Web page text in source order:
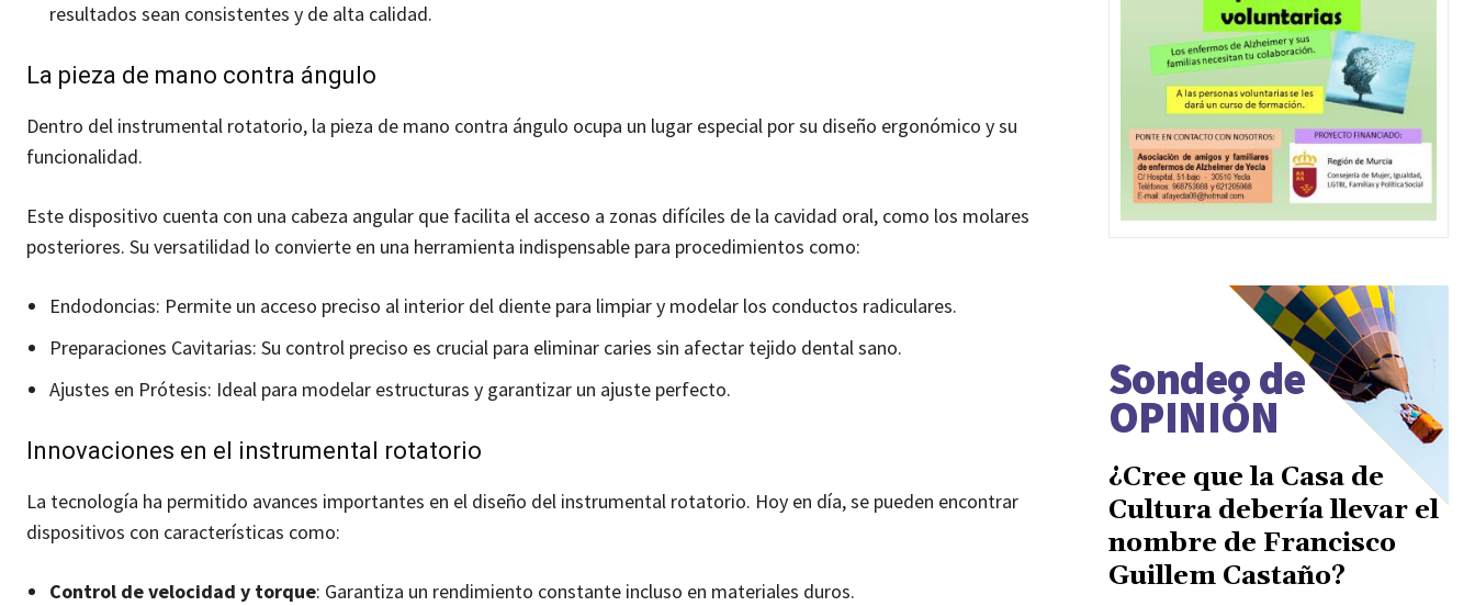
resultados sean consistentes y de alta calidad.
La pieza de mano contra ángulo
Dentro del instrumental rotatorio, la pieza de mano contra ángulo ocupa un lugar especial por su diseño ergonómico y su
funcionalidad.
Este dispositivo cuenta con una cabeza angular que facilita el acceso a zonas difíciles de la cavidad oral, como los molares
posteriores. Su versatilidad lo convierte en una herramienta indispensable para procedimientos como:
Endodoncias: Permite un acceso preciso al interior del diente para limpiar y modelar los conductos radiculares.
Preparaciones Cavitarias: Su control preciso es crucial para eliminar caries sin afectar tejido dental sano.
Ajustes en Prótesis: Ideal para modelar estructuras y garantizar un ajuste perfecto.
Innovaciones en el instrumental rotatorio
La tecnología ha permitido avances importantes en el diseño del instrumental rotatorio. Hoy en día, se pueden encontrar
dispositivos con características como:
Control de velocidad y torque: Garantiza un rendimiento constante incluso en materiales duros.
Sondeo de
OPINIÓN
¿Cree que la Casa de
Cultura debería llevar el
nombre de Francisco
Guillem Castaño?